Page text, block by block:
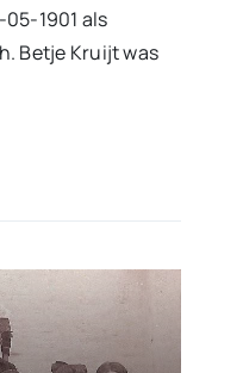
1901 als
Betje Kruijt was